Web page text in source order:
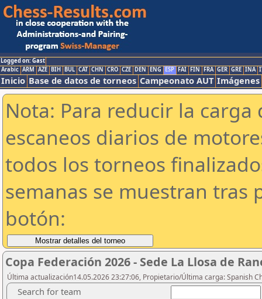
Logged on: Gast
Arabic ARM AZE BIH BUL CAT CHN CRO CZE DEN ENG ESP FAI FIN FRA GER GRE INA
Inicio Base de datos de torneos Campeonato AUT Imágenes
Nota: Para reducir la
escaneos diarios de
todos los torneos
semanas se muestran tras
botón:
Copa Federación 2026 - Sede La Llosa de
Última actualización14.05.2026 23:27:06, Propietario/Última carga: Spanish
Search for team